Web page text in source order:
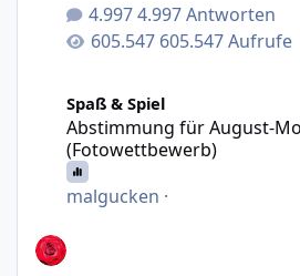
4.997 Antworten
605.547 Aufrufe
Spaß & Spiel
Abstimmung für August-
(Fotowettbewerb)
malgucken ·